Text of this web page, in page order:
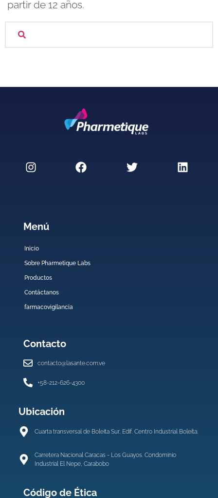
partir de 12 años.
Menú
Inicio
Sobre Pharmetique Labs
Productos
Contáctanos
farmacovigilancia
Contacto
contacto@lasante.com.ve
+58-212-626-4300
Ubicación
Cuarta transversal de Boleita Sur, Edif. Centro Industrial Boleíta.
Carretera Nacional Caracas - Los Guayos. Condominio
Industrial El Nepe, Carabobo
Código de Ética